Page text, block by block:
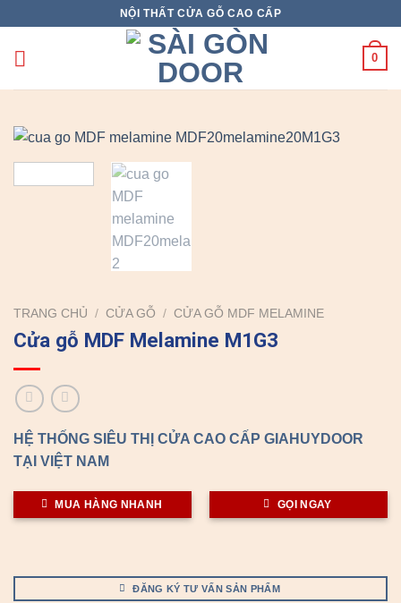
content
NỘI THẤT CỬA GỖ CAO CẤP
0
TRANG CHỦ / CỬA GỖ / CỬA GỖ MDF MELAMINE
Cửa gỗ MDF Melamine M1G3
HỆ THỐNG SIÊU THỊ CỬA CAO CẤP GIAHUYDOOR
TẠI VIỆT NAM
MUA HÀNG NHANH GỌI NGAY
ĐĂNG KÝ TƯ VẤN SẢN PHẨM